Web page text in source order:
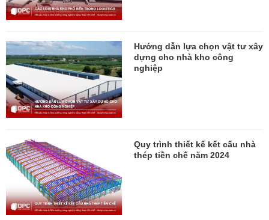
Hướng dẫn lựa chọn vật tư xây
dựng cho nhà kho công
nghiệp
Quy trình thiết kế kết cấu nhà
thép tiền chế năm 2024